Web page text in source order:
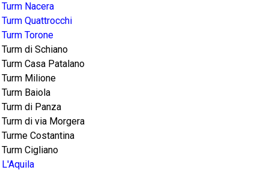
Turm Nacera
Turm Quattrocchi
Turm Torone
Turm di Schiano
Turm Casa Patalano
Turm Milione
Turm Baiola
Turm di Panza
Turm di via Morgera
Turme Costantina
Turm Cigliano
L'Aquila